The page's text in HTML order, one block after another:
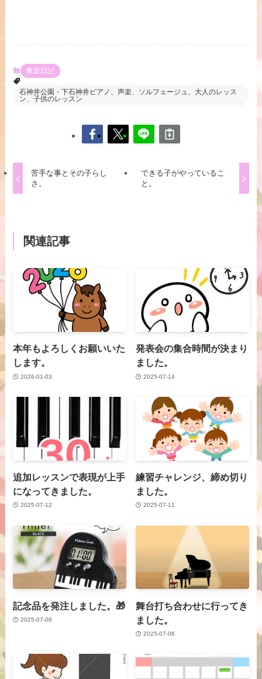
教室日記
石神井公園・下石神井ピアノ、声楽、ソルフェージュ、大人のレッス
ン、子供のレッスン
苦手な事とその子らし
さ。
できる子がやっているこ
と。
関連記事
本年もよろしくお願いいた
します。
2026-01-03
発表会の集合時間が決まり
ました。
2025-07-14
追加レッスンで表現が上手
になってきました。
2025-07-12
練習チャレンジ、締め切り
ました。
2025-07-11
記念品を発注しました。🎁
2025-07-08
舞台打ち合わせに行ってき
ました。
2025-07-06